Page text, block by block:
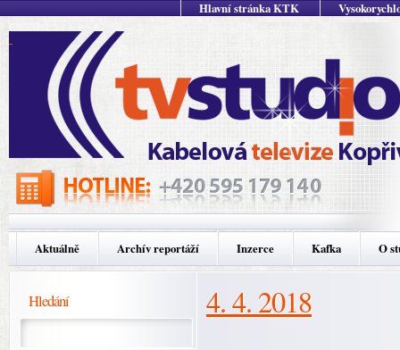
Hlavní stránka KTK
Aktuálně Archív reportáží Inzerce Kafka O
Hledání 4. 4. 2018